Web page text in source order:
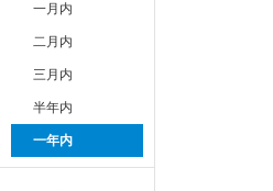
一月内
二月内
三月内
半年内
一年内